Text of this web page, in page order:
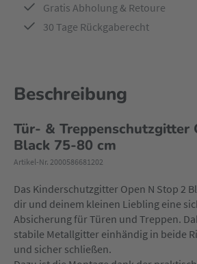
Gratis Abholung & Retoure
30 Tage Rückgaberecht
Beschreibung
Tür- & Treppenschutzgitter
Black 75-80 cm
Artikel-Nr. 2000586681202
Das Kinderschutzgitter Open N Stop 2
dir und deinem kleinen Liebling eine
Absicherung für Türen und Treppen.
stabile Metallgitter einhändig in beide
und sicher schließen.